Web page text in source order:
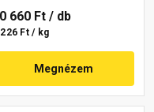
660 Ft / db
Ft / kg
Megnézem